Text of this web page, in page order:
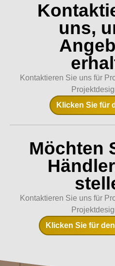
uns,
Kontaktieren Sie uns für
Klicken Sie für
Möchten
Kontaktieren Sie uns für
Klicken Sie für